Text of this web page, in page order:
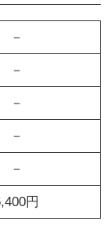
－
－
－
－
－
円